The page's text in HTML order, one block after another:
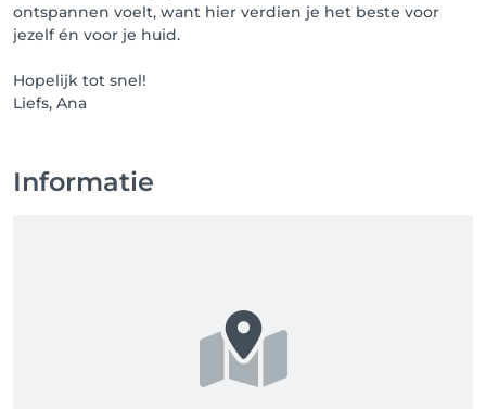
ontspannen voelt, want hier verdien je het beste voor
jezelf én voor je huid.
Hopelijk tot snel!
Liefs, Ana
Informatie